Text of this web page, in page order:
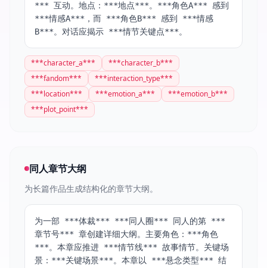
*** 互动。地点：***地点***。***角色A*** 感到
***情感A***，而 ***角色B*** 感到 ***情感
B***。对话应揭示 ***情节关键点***。
***character_a*** ***character_b***
***fandom*** ***interaction_type***
***location*** ***emotion_a*** ***emotion_b***
***plot_point***
同人章节大纲
为长篇作品生成结构化的章节大纲。
为一部 ***体裁*** ***同人圈*** 同人的第 ***
章节号*** 章创建详细大纲。主要角色：***角色
***。本章应推进 ***情节线*** 故事情节。关键场
景：***关键场景***。本章以 ***悬念类型*** 结